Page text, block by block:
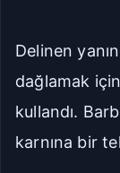
Delinen
dağlamak
kullandı.
karnına bir